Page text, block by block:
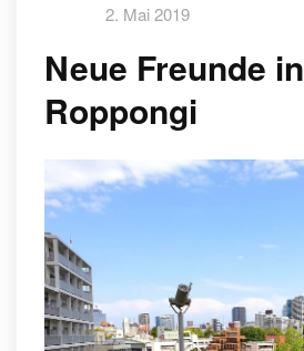
2. Mai 2019
Neue Freunde in
Roppongi